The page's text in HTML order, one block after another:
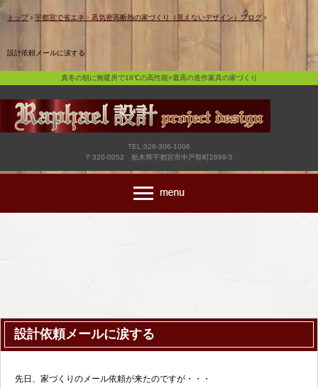
真冬の朝に無暖房で18℃の高性能×最高の造作家具の家づくり
トップ › 宇都宮で省エネ・高気密高断熱の家づくり（見えないデザイン）ブログ ›
設計依頼メールに涙する
真冬の朝に無暖房で18℃の高性能×最高の造作家具の家づくり
TEL.028-306-1006
〒320-0052 栃木県宇都宮市中戸祭町2899-5
設計依頼メールに涙する
先日、家づくりのメール依頼が来たのですが・・・